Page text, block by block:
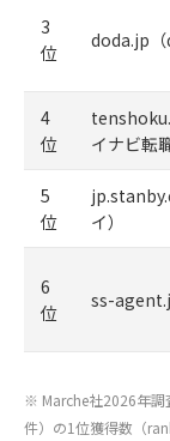
3
位
doda.jp（
4
位
イナビ転職
5
位
イ）
6
位
ss-
※ Marche社2026年調
件）の1位獲得数（